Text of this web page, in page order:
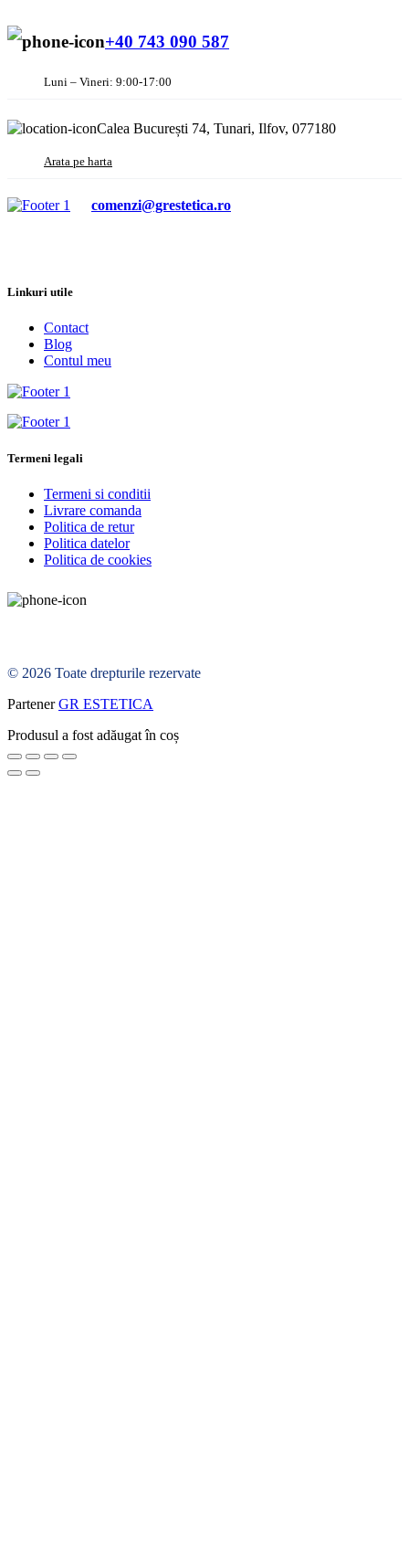
+40 743 090 587
Luni – Vineri: 9:00-17:00
Calea București 74, Tunari, Ilfov, 077180
Arata pe harta
comenzi@grestetica.ro
Linkuri utile
Contact
Blog
Contul meu
Termeni legali
Termeni si conditii
Livrare comanda
Politica de retur
Politica datelor
Politica de cookies
© 2026 Toate drepturile rezervate
PartenerGR ESTETICA
Produsul a fost adăugat în coș